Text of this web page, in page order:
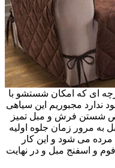
ای که امکان شستشو با
ندارد مجبوریم این سیاهی
شستن فرش و مبل تمیز
به مرور زمان جلوه اولیه
می شود و این کار
و اسفنج مبل و در نهایت